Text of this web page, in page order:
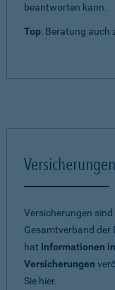
beantworten kann.
Top: Beratung auch
Versicherungen
Gesamtverband der
hat Informationen
Versicherungen
Sie hier.